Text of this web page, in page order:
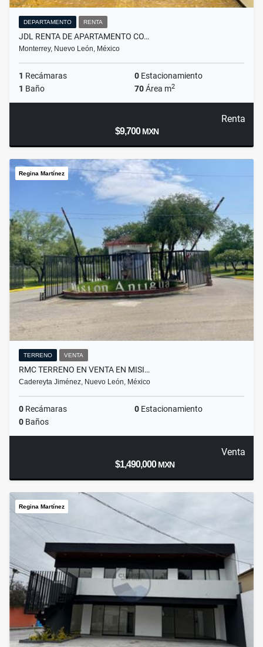
DEPARTAMENTO RENTA
JDL RENTA DE APARTAMENTO CO…
Monterrey, Nuevo León, México
1 Recámaras 0 Estacionamiento
1 Baño 70Área m2
Renta
$9,700MXN
Regina Martínez
TERRENO VENTA
RMC TERRENO EN VENTA EN MISI…
Cadereyta Jiménez, Nuevo León, México
0 Recámaras 0 Estacionamiento
0 Baños
Venta
$1,490,000MXN
Regina Martínez